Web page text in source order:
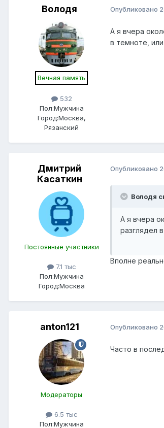
Володя
Вечная память
532
Пол:Мужчина
Город:Москва,
Рязанский
Опубликовано
А я вчера
в темноте,
Дмитрий
Касаткин
Постоянные участники
7.1 тыс
Пол:Мужчина
Город:Москва
Опубликовано
Володя
А я вчера
разглядел
Вполне
anton121
Модераторы
6.5 тыс
Пол:Мужчина
Опубликовано
Часто в